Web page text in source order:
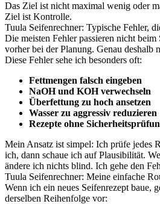
Das Ziel ist nicht maximal wenig oder
Ziel ist Kontrolle.
Tuula Seifenrechner: Typische Fehler,
Die meisten Fehler passieren nicht beim
vorher bei der Planung. Genau deshalb
Diese Fehler sehe ich besonders oft:
Fettmengen falsch eingeben
NaOH und KOH verwechseln
Überfettung zu hoch ansetzen
Wasser zu aggressiv reduzieren
Rezepte ohne
Mein Ansatz ist simpel: Ich prüfe jedes
ich, dann schaue ich auf Plausibilität.
ändere ich nichts blind. Ich gehe den
Tuula Seifenrechner: Meine einfache
Wenn ich ein neues Seifenrezept baue,
derselben Reihenfolge vor: